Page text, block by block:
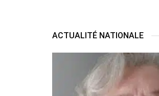
ACTUALITÉ NATIONALE